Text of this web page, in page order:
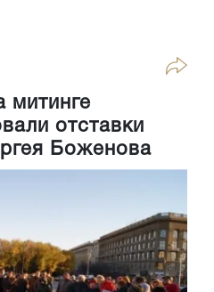
митинге
отставки
Боженова